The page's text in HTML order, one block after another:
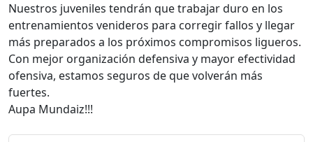
Nuestros juveniles tendrán que trabajar duro en los
entrenamientos venideros para corregir fallos y llegar
más preparados a los próximos compromisos ligueros.
Con mejor organización defensiva y mayor efectividad
ofensiva, estamos seguros de que volverán más
fuertes.
Aupa Mundaiz!!!